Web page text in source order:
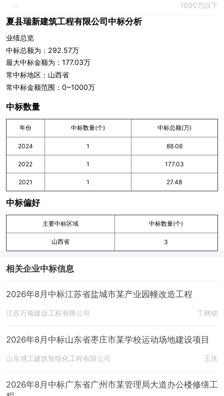
-- 1000万以下
夏县瑞新建筑工程有限公司中标分析
业绩总览
中标总额为：292.57万
最大中标金额为：177.03万
常中标地区：山西省
常中标金额范围：0~1000万
中标数量
年份 中标数量(个) 中标总额(万)
2024 1 88.06
2022 1 177.03
2021 1 27.48
中标偏好
主要中标区域 中标数量(个)
山西省 3
相关企业中标信息
2026年8月中标江苏省盐城市某产业园幢改造工程
江苏万颂建设工程有限公司 丁网锁
2026年8月中标山东省枣庄市某学校运动场地建设项目
山东博工建筑智能化工程有限公司 王庆
2026年8月中标广东省广州市某管理局大道办公楼修缮工